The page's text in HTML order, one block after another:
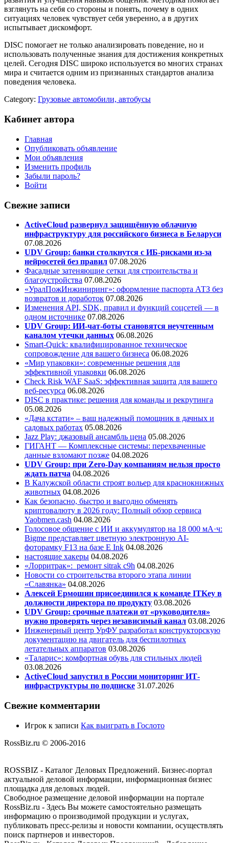
взглянуть на себя со стороны и понять, почему в одних
ситуациях человек чувствует себя уверенно, а в других
испытывает дискомфорт.
DISC помогает не только анализировать поведение, но и
использовать полученные знания для достижения конкретных
целей. Сегодня DISC широко используется во многих странах
мира и считается одним из признанных стандартов анализа
поведения человека.
Category: Грузовые автомобили, автобусы
Кабинет автора
Главная
Опубликовать объявление
Мои объявления
Изменить профиль
Забыли пароль?
Войти
Свежие записи
ActiveCloud развернул защищённую облачную
инфраструктуру для российского бизнеса в Беларуси
07.08.2026
UDV Group: банки столкнутся с ИБ-рисками из-за
нейросетей без правил 07.08.2026
Фасадные затеняющие сетки для строительства и
благоустройства 07.08.2026
«УралПожИнжиниринг»: оформление паспорта АТЗ без
возвратов и доработок 07.08.2026
Изменения API, SDK, правил и функций соцсетей — в
одном источнике 07.08.2026
UDV Group: ИИ-чат-боты становятся неучтенным
каналом утечки данных 06.08.2026
Smart-Quick: квалифицированное техническое
сопровождение для вашего бизнеса 06.08.2026
«Мир упаковки»: современные решения для
эффективной упаковки 06.08.2026
Check Risk WAF SaaS: эффективная защита для вашего
веб-ресурса 06.08.2026
DISC в практике: решения для команды и рекрутинга
05.08.2026
«Дача кстати» – ваш надежный помощник в дачных и
садовых работах 05.08.2026
Jazz Play: джазовый ансамбль цена 05.08.2026
ГИГАНТ — Комплексные системы: перехваченные
данные взломают позже 04.08.2026
UDV Group: при Zero-Day компаниям нельзя просто
ждать патча 04.08.2026
В Калужской области строят вольер для краснокнижных
животных 04.08.2026
Как безопасно, быстро и выгодно обменять
криптовалюту в 2026 году: Полный обзор сервиса
Yaobmen.cash 04.08.2026
Голосовое общение с ИИ и аккумулятор на 18 000 мА·ч:
Bigme представляет цветную электронную AI-
фоторамку F13 на базе E Ink 04.08.2026
настоящие хакеры 04.08.2026
«Лорритрак»: ремонт sitrak c9h 04.08.2026
Новости со строительства второго этапа линии
«Славянка» 04.08.2026
Алексей Ермошин присоединился к команде ITKey в
должности директора по продукту 03.08.2026
UDV Group: срочные платежи от «руководителя»
нужно проверять через независимый канал 03.08.2026
Инженерный центр УрФУ разработал конструкторскую
документацию на двигатель для беспилотных
летательных аппаратов 03.08.2026
«Таларис»: комфортная обувь для стильных людей
03.08.2026
ActiveCloud запустил в России мониторинг ИТ-
инфраструктуры по подписке 31.07.2026
Свежие комментарии
Игрок к записи Как выиграть в Гослото
RossBiz.ru © 2006-2016
ROSSBIZ - Каталог Деловых Предложений. Бизнес-портал
актуальной деловой информации, информационная бизнес
площадка для деловых людей.
Свободное размещение деловой информации на портале
RossBiz.ru - Здесь Вы можете самостоятельно размещать
информацию о производимой продукции и услугах,
публиковать пресс-релизы и новости компании, осуществлять
поиск партнеров и инвесторов.